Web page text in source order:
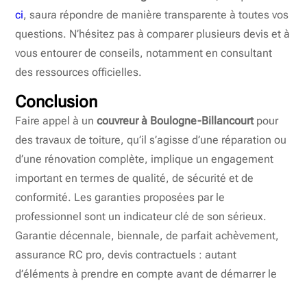
ci, saura répondre de manière transparente à toutes vos
questions. N’hésitez pas à comparer plusieurs devis et à
vous entourer de conseils, notamment en consultant
des ressources officielles.
Conclusion
Faire appel à uncouvreur à Boulogne-Billancourtpour
des travaux de toiture, qu’il s’agisse d’une réparation ou
d’une rénovation complète, implique un engagement
important en termes de qualité, de sécurité et de
conformité. Les garanties proposées par le
professionnel sont un indicateur clé de son sérieux.
Garantie décennale, biennale, de parfait achèvement,
assurance RC pro, devis contractuels : autant
d’éléments à prendre en compte avant de démarrer le